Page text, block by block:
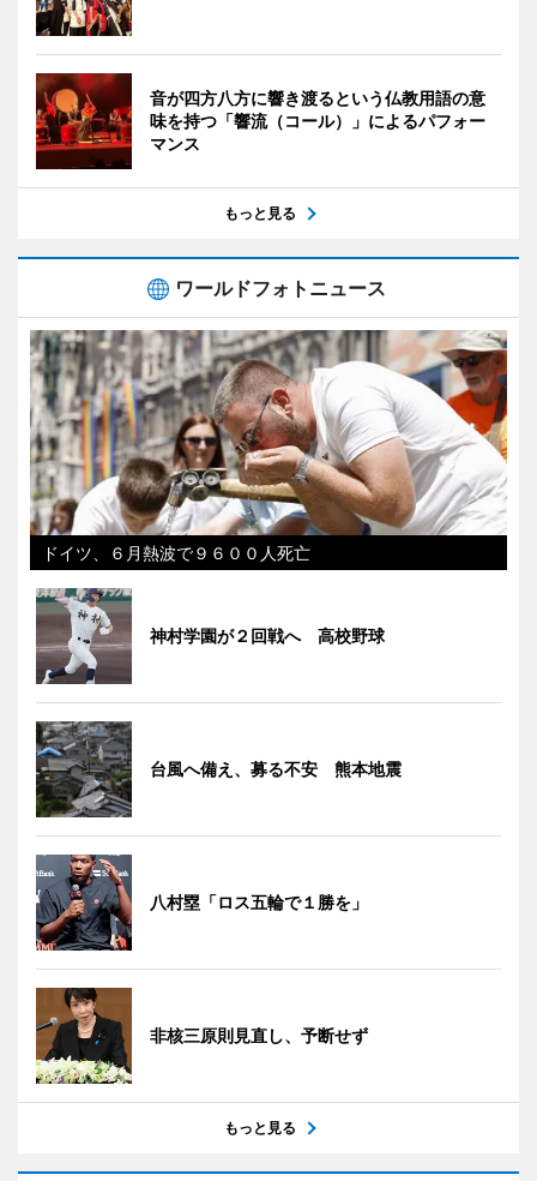
音が四方八方に響き渡るという仏教用語の意
味を持つ「響流（コール）」によるパフォー
マンス
もっと見る
ワールドフォトニュース
ドイツ、６月熱波で９６００人死亡
神村学園が２回戦へ 高校野球
台風へ備え、募る不安 熊本地震
八村塁「ロス五輪で１勝を」
非核三原則見直し、予断せず
もっと見る